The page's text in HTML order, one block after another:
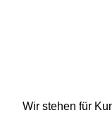
Wir stehen für